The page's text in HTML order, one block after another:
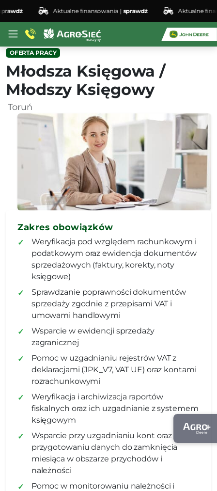
Aktualne finansowania | sprawdź Aktualne
OFERTA PRACY
Młodsza Księgowa /
Młodszy Księgowy
Toruń
Zakres obowiązków
Weryfikacja pod względem rachunkowym i
podatkowym oraz ewidencja dokumentów
sprzedażowych (faktury, korekty, noty
księgowe)
Sprawdzanie poprawności dokumentów
sprzedaży zgodnie z przepisami VAT i
umowami handlowymi
Wsparcie w ewidencji sprzedaży
zagranicznej
Pomoc w uzgadnianiu rejestrów VAT z
deklaracjami (JPK_V7, VAT UE) oraz kontami
rozrachunkowymi
Weryfikacja i archiwizacja raportów
fiskalnych oraz ich uzgadnianie z systemem
księgowym
Wsparcie przy uzgadnianiu kont oraz
przygotowaniu danych do zamknięcia
miesiąca w obszarze przychodów i
należności
Pomoc w monitorowaniu należności i